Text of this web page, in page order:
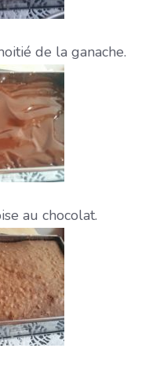
de la ganache.
au chocolat.